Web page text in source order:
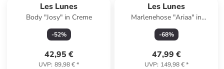
Les Lunes
Body "Josy" in Creme
-52%
42,95 €
UVP: 89,98 €*
Les Lunes
Marlenehose "Ariaa" in
Schwarz
-68%
47,99 €
UVP: 149,98 €*